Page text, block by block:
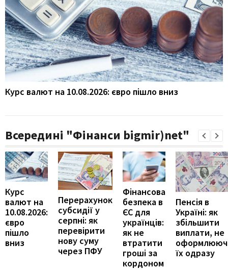
Курс валют на 10.08.2026: євро пішло вниз
Всередині "Фінанси bigmir)net"
Курс
валют на
10.08.2026:
євро
пішло
вниз
Перерахунок
субсидії у
серпні: як
перевірити
нову суму
через ПФУ
Фінансова
безпека в
ЄС для
українців:
як не
втратити
гроші за
кордоном
Пенсія в
Україні: як
збільшити
виплати, не
їх одразу